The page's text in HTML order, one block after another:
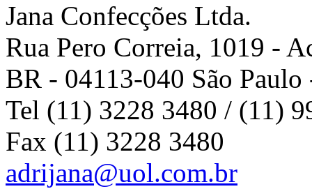
Jana Confecções Ltda.
Rua Pero Correia, 1019 -
BR - 04113-040 São Paulo
Tel (11) 3228 3480 / (11)
Fax (11) 3228 3480
adrijana@uol.com.br